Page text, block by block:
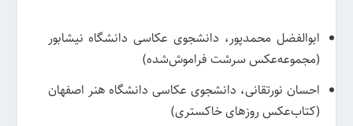
ابوالفضل محمدپور، دانشجوی عکاسی دانشگاه نیشابور
(مجموعه‌عکس سرشت فراموش‌شده)
احسان نورتقانی، دانشجوی عکاسی دانشگاه هنر اصفهان
(کتاب‌عکس روزهای خاکستری)